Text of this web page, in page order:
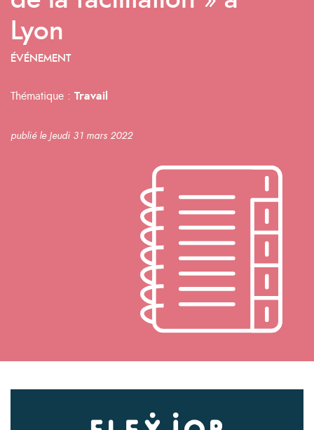
Lyon
ÉVÉNEMENT
Thématique : Travail
publié le Jeudi 31 mars 2022